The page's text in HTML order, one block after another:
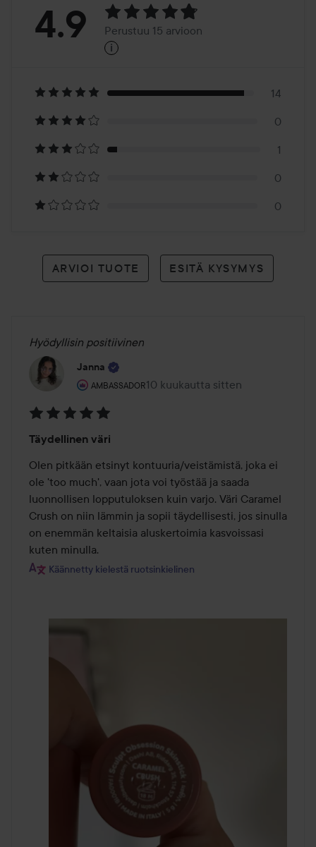
Arvosana:
Perustuu
15
arvioon
4.9 Perustuu 15 arvioon
i
14
0
1
0
0
ARVIOI TUOTE ESITÄ KYSYMYS
Hyödyllisin positiivinen
Janna
AMBASSADOR
Käyttäjän rooli: Ambassador.
10 kuukautta sitten
Viesti luotiin 10 kuukautta sitten
5
/
5
Täydellinen väri
Olen pitkään etsinyt kontuuria/veistämistä, joka ei
ole 'too much', vaan jota voi työstää ja saada
luonnollisen lopputuloksen kuin varjo. Väri Caramel
Crush on niin lämmin ja sopii täydellisesti, jos sinulla
on enemmän keltaisia aluskertoimia kasvoissasi
kuten minulla.
Käännetty kielestä ruotsinkielinen